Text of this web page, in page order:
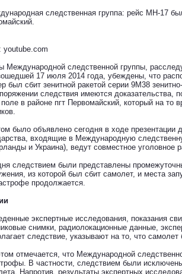
следственная группа: рейс МН-17
youtube.com
Международной следственной группы,
17 июля 2014 года, убеждены, что
был сбит зенитной ракетой серии 9М38
следствия имеются доказательства,
в районе пгт Первомайский, который на то
было объявлено сегодня в ходе презентации
входящие в Международную
и Украина), ведут совместное уголовное
следствием были представлены
из которой был сбит самолет, и места
продолжается.
экспертные исследования, показания
снимки, радиолокационные данные,
следствие, указывают на то, что
отмечается, что Международной
В частности, следствием были
Напротив, результаты экспертных